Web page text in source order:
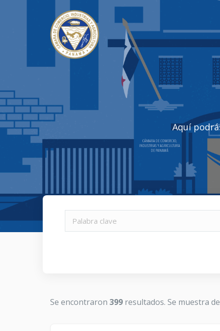
Aquí
Se encontraron 399 resultados. Se muestra